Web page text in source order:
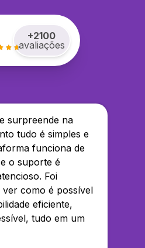
+2100
avaliações
surpreende na
tudo é simples e
funciona de
o suporte é
Foi
como é possível
eficiente,
tudo em um